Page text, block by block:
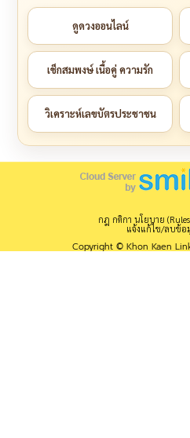
ดูดวงออนไลน์
เช็กสมพงษ์ เนื้อคู่ ความรัก
วิเคราะห์เลขบัตรประชาชน
กฎ กติกา นโยบาย
แจ้งแก้ไข/ลบข้อ
Copyright © Khon Kaen